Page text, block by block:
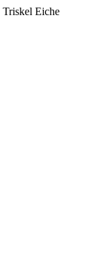
Triskel Eiche